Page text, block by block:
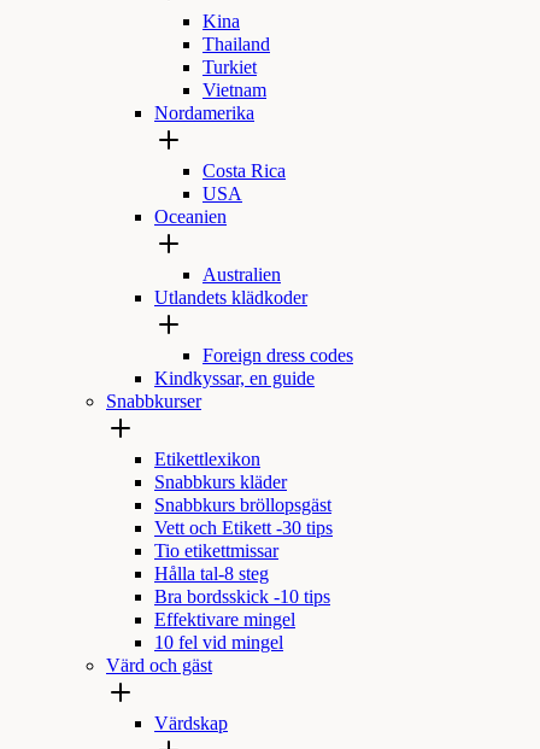
Kina
Thailand
Turkiet
Vietnam
Nordamerika
Costa Rica
USA
Oceanien
Australien
Utlandets klädkoder
Foreign dress codes
Kindkyssar, en guide
Snabbkurser
Etikettlexikon
Snabbkurs kläder
Snabbkurs bröllopsgäst
Vett och Etikett -30 tips
Tio etikettmissar
Hålla tal-8 steg
Bra bordsskick -10 tips
Effektivare mingel
10 fel vid mingel
Värd och gäst
Värdskap